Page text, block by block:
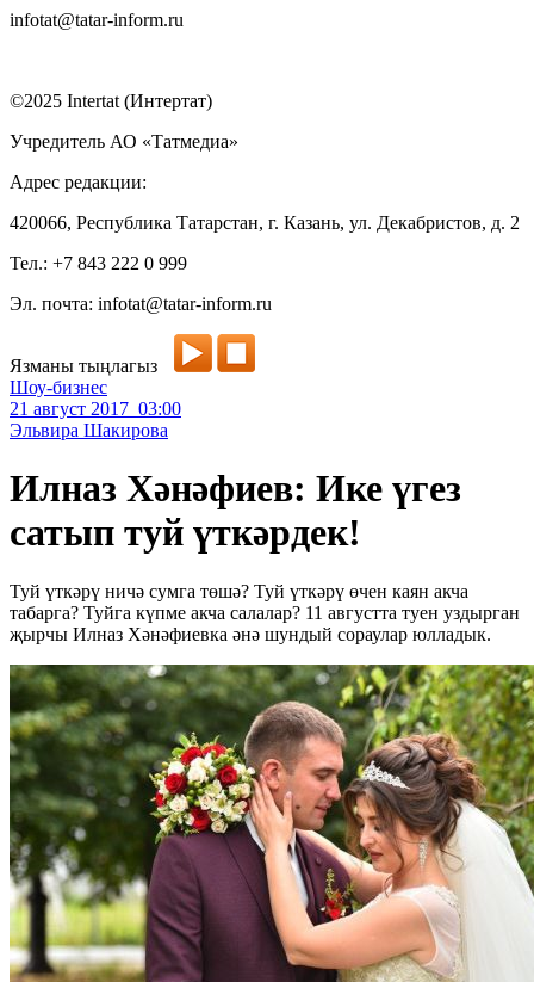
infotat@tatar-inform.ru
©2025 Intertat (Интертат)
Учредитель АО «Татмедиа»
Адрес редакции:
420066, Республика Татарстан, г. Казань, ул. Декабристов, д. 2
Тел.: +7 843 222 0 999
Эл. почта: infotat@tatar-inform.ru
Язманы тыңлагыз
Шоу-бизнес
21 август 2017 03:00
Эльвира Шакирова
Илназ Хәнәфиев: Ике үгез
сатып туй үткәрдек!
Туй үткәрү ничә сумга төшә? Туй үткәрү өчен каян акча
табарга? Туйга күпме акча салалар? 11 августта туен уздырган
җырчы Илназ Хәнәфиевка әнә шундый сораулар юлладык.